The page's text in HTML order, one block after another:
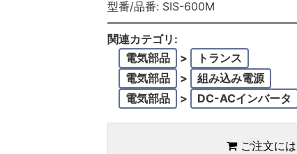
型番/品番: SIS-600M
関連カテゴリ:
電気部品
>
トランス
電気部品
>
組み込み電源
電気部品
> DC-ACインバータ
ご注文には